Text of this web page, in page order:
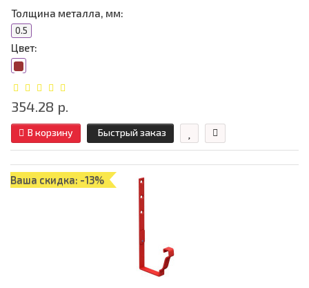
Толщина металла, мм:
0.5
Цвет:
354.28 р.
В корзину Быстрый заказ
Ваша скидка: -13%